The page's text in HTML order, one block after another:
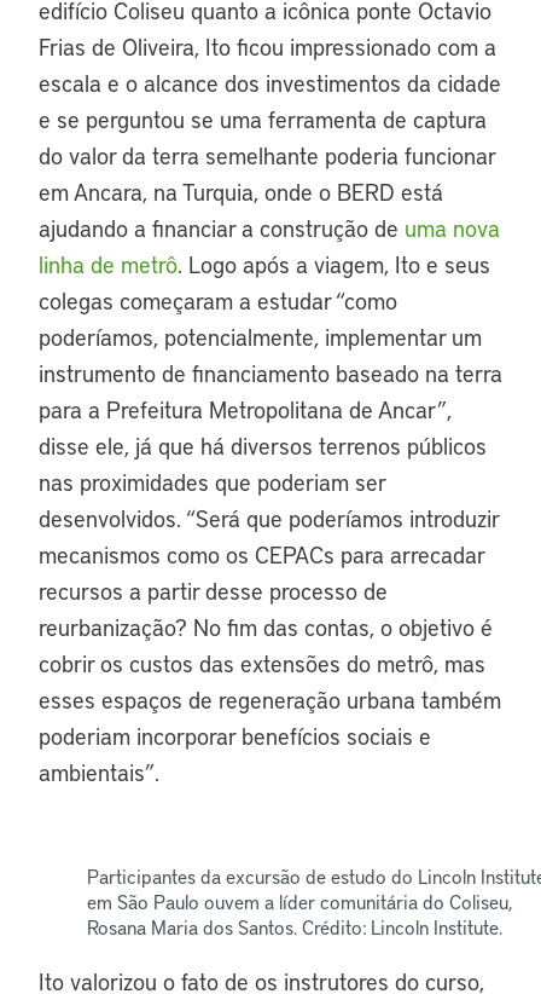
edifício Coliseu quanto a icônica ponte Octavio
Frias de Oliveira, Ito ficou impressionado com a
escala e o alcance dos investimentos da cidade
e se perguntou se uma ferramenta de captura
do valor da terra semelhante poderia funcionar
em Ancara, na Turquia, onde o BERD está
ajudando a financiar a construção de uma nova
linha de metrô. Logo após a viagem, Ito e seus
colegas começaram a estudar “como
poderíamos, potencialmente, implementar um
instrumento de financiamento baseado na terra
para a Prefeitura Metropolitana de Ancar”,
disse ele, já que há diversos terrenos públicos
nas proximidades que poderiam ser
desenvolvidos. “Será que poderíamos introduzir
mecanismos como os CEPACs para arrecadar
recursos a partir desse processo de
reurbanização? No fim das contas, o objetivo é
cobrir os custos das extensões do metrô, mas
esses espaços de regeneração urbana também
poderiam incorporar benefícios sociais e
ambientais”.
Participantes da excursão de estudo do Lincoln
em São Paulo ouvem a líder comunitária do Coliseu,
Rosana Maria dos Santos. Crédito: Lincoln Institute.
Ito valorizou o fato de os instrutores do curso,